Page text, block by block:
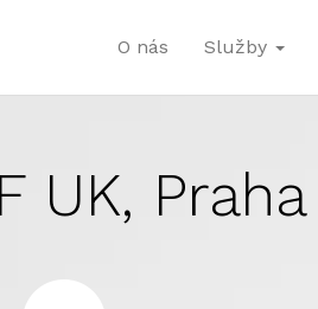
O nás Služby
UK, Praha